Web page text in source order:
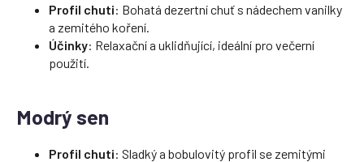
Profil chuti: Bohatá dezertní chuť s nádechem vanilky
a zemitého koření.
Účinky: Relaxační a uklidňující, ideální pro večerní
použití.
Modrý sen
Profil chuti: Sladký a bobulovitý profil se zemitými